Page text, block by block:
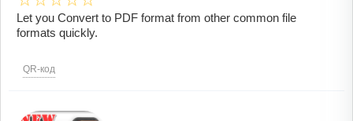
Let you Convert to PDF format from other common file
formats quickly.
QR-код